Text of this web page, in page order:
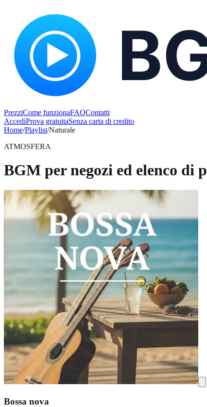
PrezziCome funzionaFAQContatti
AccediProva gratuitaSenza carta di credito
Home/Playlist/Naturale
ATMOSFERA
BGM per negozi ed elenco di
Bossa nova